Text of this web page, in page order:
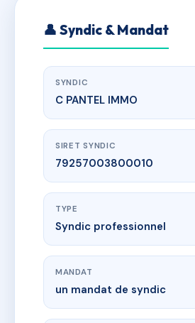
👤 Syndic & Mandat
SYNDIC
C PANTEL IMMO
SIRET SYNDIC
79257003800010
TYPE
Syndic professionnel
MANDAT
un mandat de syndic